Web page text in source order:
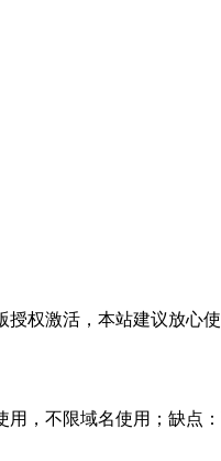
授权激活，本站建议放
，不限域名使用；缺点